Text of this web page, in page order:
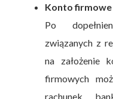
Konto firmowe
Po
związanych z
na założenie
firmowych
rachunek